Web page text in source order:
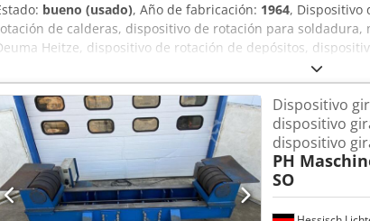
bueno (usado), Año de fabricación: 1964, Dispositivo
de calderas, dispositivo de rotación para
Heitze, dispositivo de rotación de depósitos,
Carga máxima: kg -Distancia entre rodillos: 600 - 1670 mm -
de 0,15 a 1,35 m/min, rotación en sentido horario/
-Componentes individuales: ver fotos -Dimensiones
1100/600/A550 mm -Peso: 607 kg / 365 kg Dcodpfx Aozkqt
Dispositivo
dispositivo
dispositivo
PH
SO